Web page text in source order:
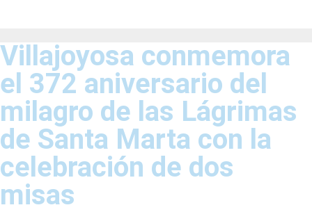
Villajoyosa conmemora
el 372 aniversario del
milagro de las Lágrimas
de Santa Marta con la
celebración de dos
misas